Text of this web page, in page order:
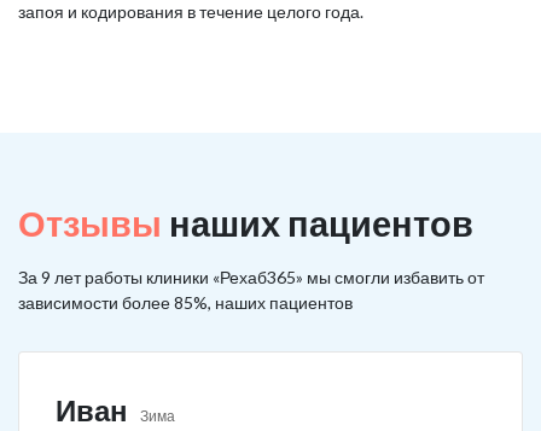
запоя и кодирования в течение целого года.
Отзывы наших пациентов
За 9 лет работы клиники «Рехаб365» мы смогли избавить от
зависимости более 85%, наших пациентов
Иван Зима